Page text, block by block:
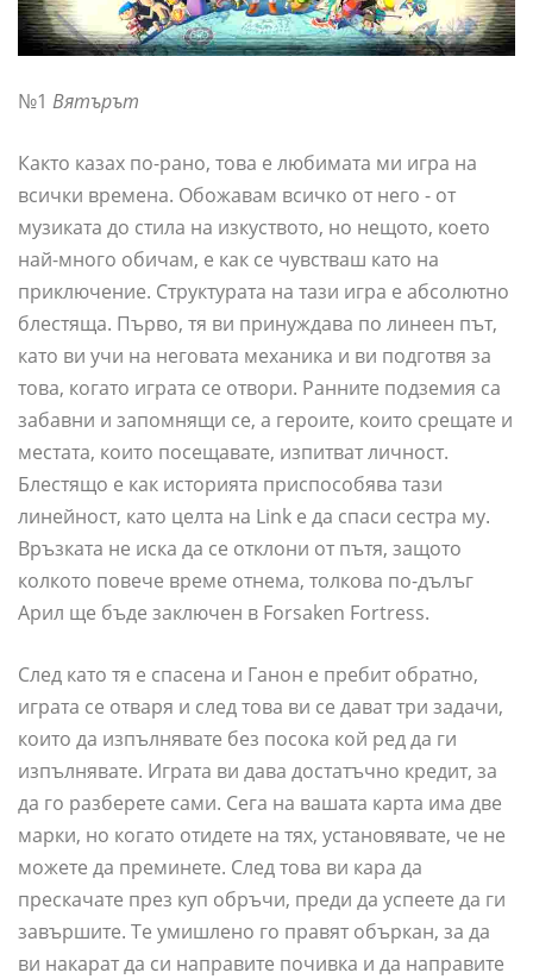
№1 Вятърът
Както казах по-рано, това е любимата ми игра на
всички времена. Обожавам всичко от него - от
музиката до стила на изкуството, но нещото, което
най-много обичам, е как се чувстваш като на
приключение. Структурата на тази игра е абсолютно
блестяща. Първо, тя ви принуждава по линеен път,
като ви учи на неговата механика и ви подготвя за
това, когато играта се отвори. Ранните подземия са
забавни и запомнящи се, а героите, които срещате и
местата, които посещавате, изпитват личност.
Блестящо е как историята приспособява тази
линейност, като целта на Link е да спаси сестра му.
Връзката не иска да се отклони от пътя, защото
колкото повече време отнема, толкова по-дълъг
Арил ще бъде заключен в Forsaken Fortress.
След като тя е спасена и Ганон е пребит обратно,
играта се отваря и след това ви се дават три задачи,
които да изпълнявате без посока кой ред да ги
изпълнявате. Играта ви дава достатъчно кредит, за
да го разберете сами. Сега на вашата карта има две
марки, но когато отидете на тях, установявате, че не
можете да преминете. След това ви кара да
прескачате през куп обръчи, преди да успеете да ги
завършите. Те умишлено го правят объркан, за да
ви накарат да си направите почивка и да направите